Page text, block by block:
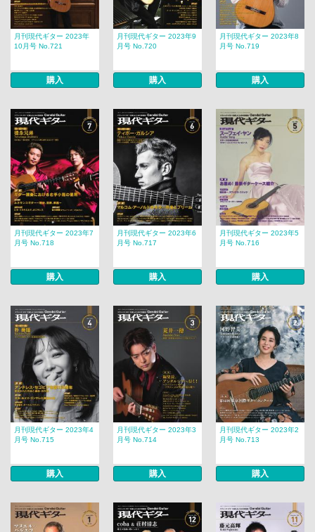
月刊現代ギター 2023年
10月号 No.721
購入
月刊現代ギター 2023年9
月号 No.720
購入
月刊現代ギター 2023年8
月号 No.719
購入
月刊現代ギター 2023年7
月号 No.718
購入
月刊現代ギター 2023年6
月号 No.717
購入
月刊現代ギター 2023年5
月号 No.716
購入
月刊現代ギター 2023年4
月号 No.715
購入
月刊現代ギター 2023年3
月号 No.714
購入
月刊現代ギター 2023年2
月号 No.713
購入